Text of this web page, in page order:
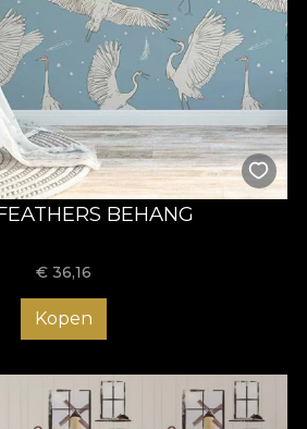
BEHANG
€ 36,16
Kopen